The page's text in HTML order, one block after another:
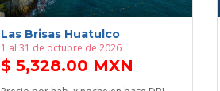
Las Brisas Huatulco
1 al 31 de octubre de 2026
$ 5,328.00 MXN